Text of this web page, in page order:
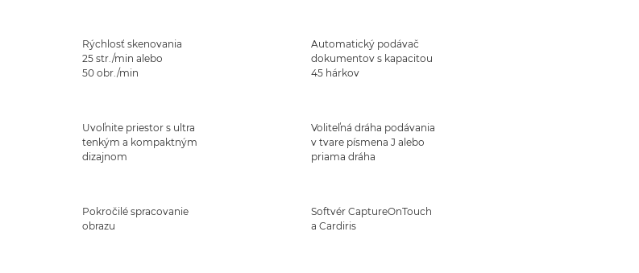
Rýchlosť skenovania
25 str./min alebo
50 obr./min
Automatický podávač
dokumentov s kapacitou
45 hárkov
Uvoľnite priestor s ultra
tenkým a kompaktným
dizajnom
Voliteľná dráha podávania
v tvare písmena J alebo
priama dráha
Pokročilé spracovanie
obrazu
Softvér CaptureOnTouch
a Cardiris